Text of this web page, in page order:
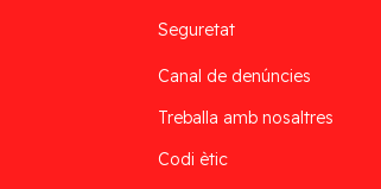
Seguretat
Canal de denúncies
Treballa amb nosaltres
Codi ètic